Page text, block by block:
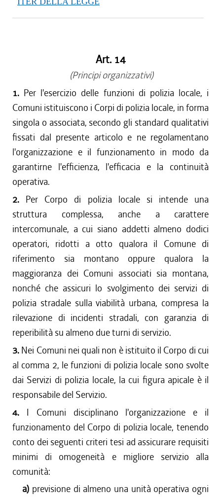
Art. 14
(Principi organizzativi)
1. Per l'esercizio delle funzioni di polizia locale, i
Comuni istituiscono i Corpi di polizia locale, in forma
singola o associata, secondo gli standard qualitativi
fissati dal presente articolo e ne regolamentano
l'organizzazione e il funzionamento in modo da
garantirne l'efficienza, l'efficacia e la continuità
operativa.
2. Per Corpo di polizia locale si intende una
struttura complessa, anche a carattere
intercomunale, a cui siano addetti almeno dodici
operatori, ridotti a otto qualora il Comune di
riferimento sia montano oppure qualora la
maggioranza dei Comuni associati sia montana,
nonché che assicuri lo svolgimento dei servizi di
polizia stradale sulla viabilità urbana, compresa la
rilevazione di incidenti stradali, con garanzia di
reperibilità su almeno due turni di servizio.
3. Nei Comuni nei quali non è istituito il Corpo di cui
al comma 2, le funzioni di polizia locale sono svolte
dai Servizi di polizia locale, la cui figura apicale è il
responsabile del Servizio.
4. I Comuni disciplinano l'organizzazione e il
funzionamento del Corpo di polizia locale, tenendo
conto dei seguenti criteri tesi ad assicurare requisiti
minimi di omogeneità e migliore servizio alla
comunità:
a) previsione di almeno una unità operativa ogni